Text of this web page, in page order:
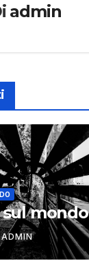
admin
mondo
ADMIN